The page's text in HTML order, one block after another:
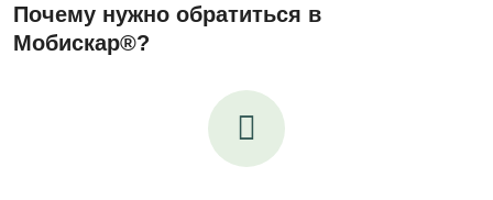
Почему нужно обратиться в
Мобискар®?